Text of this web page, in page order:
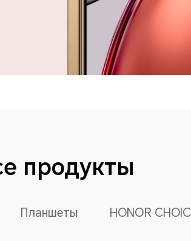
продукты
Планшеты HONOR